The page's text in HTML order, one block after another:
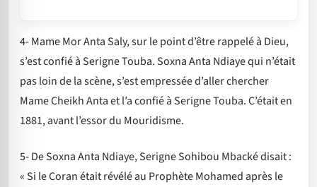
4- Mame Mor Anta Saly, sur le point d’être rappelé à Dieu,
s’est confié à Serigne Touba. Soxna Anta Ndiaye qui n’était
pas loin de la scène, s’est empressée d’aller chercher
Mame Cheikh Anta et l’a confié à Serigne Touba. C’était en
1881, avant l’essor du Mouridisme.
5- De Soxna Anta Ndiaye, Serigne Sohibou Mbacké disait :
« Si le Coran était révélé au Prophète Mohamed après le